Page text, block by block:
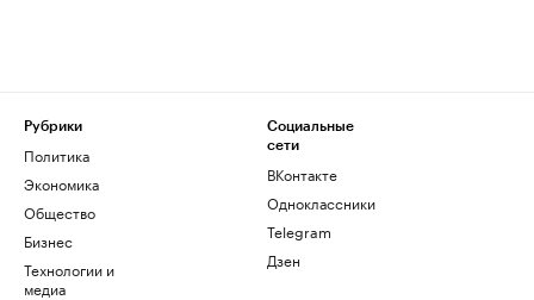
Рубрики
Политика
Экономика
Общество
Бизнес
Технологии и
медиа
Социальные
сети
ВКонтакте
Одноклассники
Telegram
Дзен